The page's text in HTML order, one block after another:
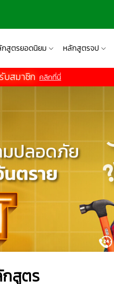
สูตรยอดนิยม หลักสูตรจป
สมาชิก คลิกที่นี่
สูตร